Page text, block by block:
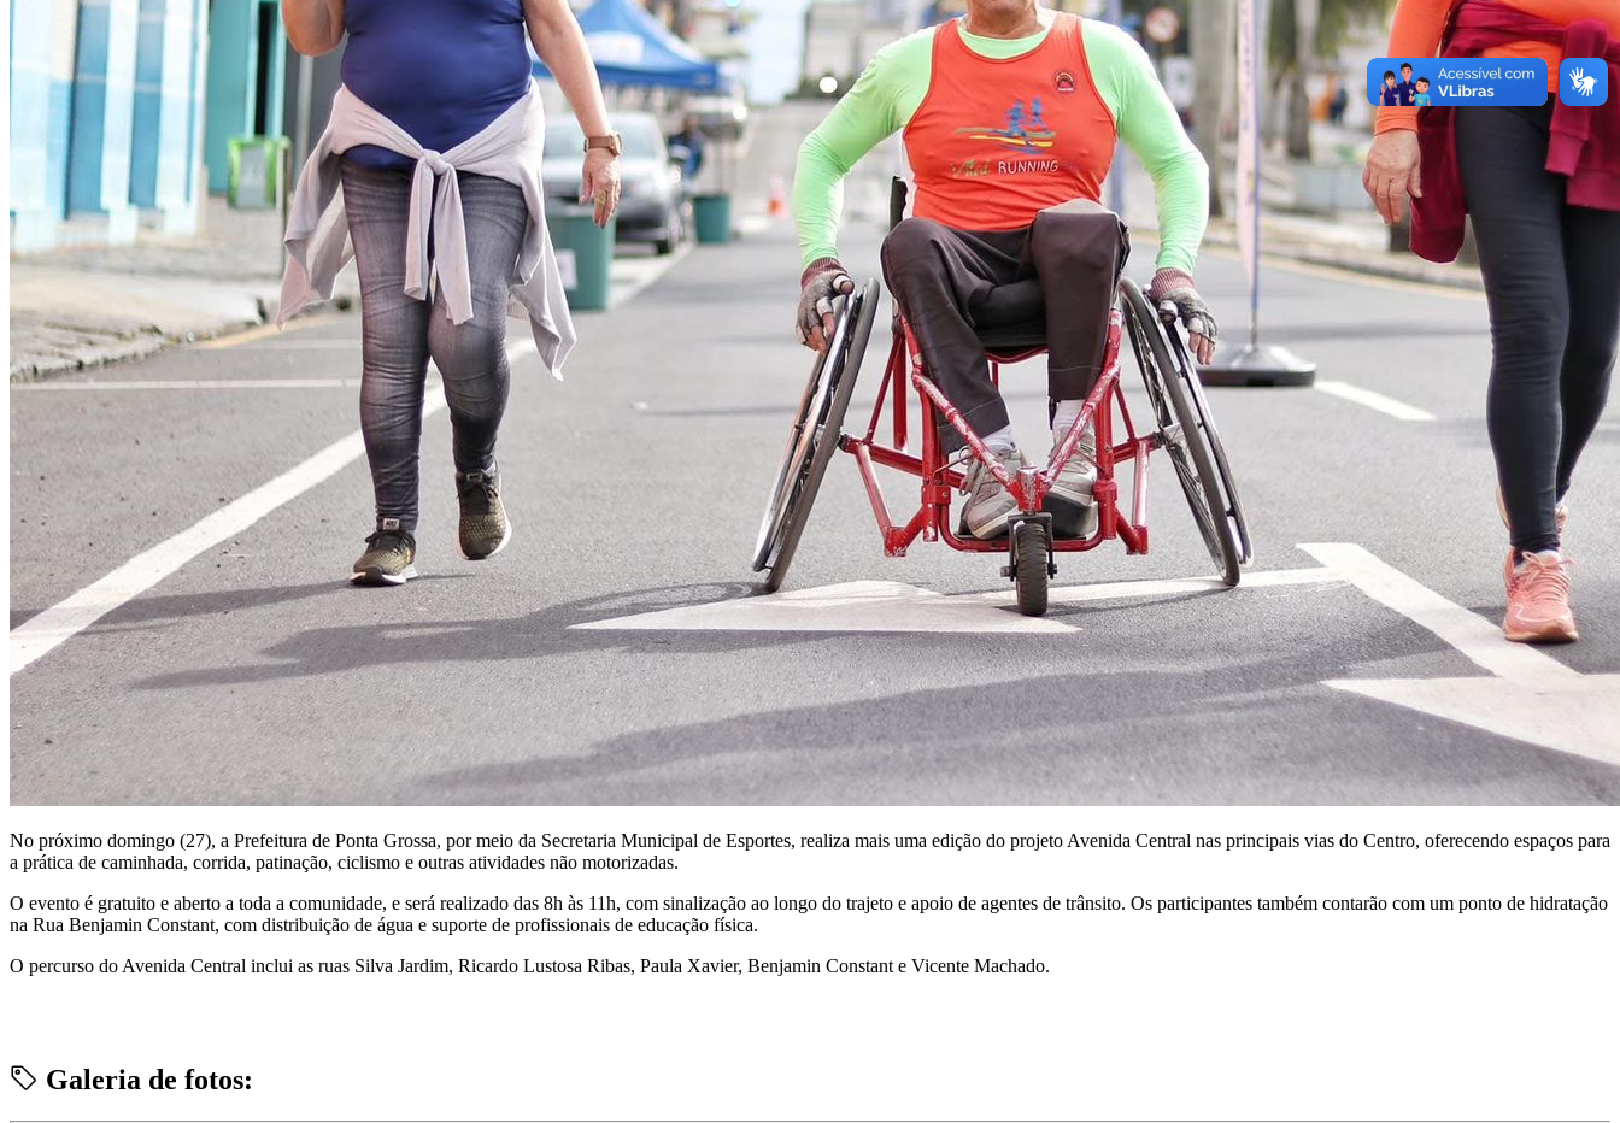
No próximo domingo (27), a Prefeitura de Ponta Grossa, por meio da Secretaria Municipal de Esportes, realiza mais uma edição do projeto Avenida Central nas principais vias do Centro, oferecendo espaços para
a prática de caminhada, corrida, patinação, ciclismo e outras atividades não motorizadas.
O evento é gratuito e aberto a toda a comunidade, e será realizado das 8h às 11h, com sinalização ao longo do trajeto e apoio de agentes de trânsito. Os participantes também contarão com um ponto de hidratação
na Rua Benjamin Constant, com distribuição de água e suporte de profissionais de educação física.
O percurso do Avenida Central inclui as ruas Silva Jardim, Ricardo Lustosa Ribas, Paula Xavier, Benjamin Constant e Vicente Machado.
Galeria de fotos: